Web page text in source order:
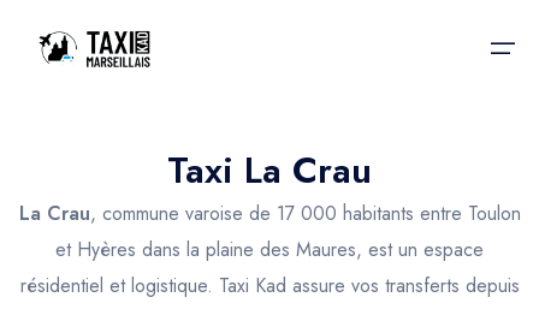
Nos services
Nos services
Taxis Aéroport
Taxis aéroport
Taxi La Crau
La Crau, commune varoise de 17 000 habitants entre Toulon
et Hyères dans la plaine des Maures, est un espace
résidentiel et logistique. Taxi Kad assure vos transferts depuis